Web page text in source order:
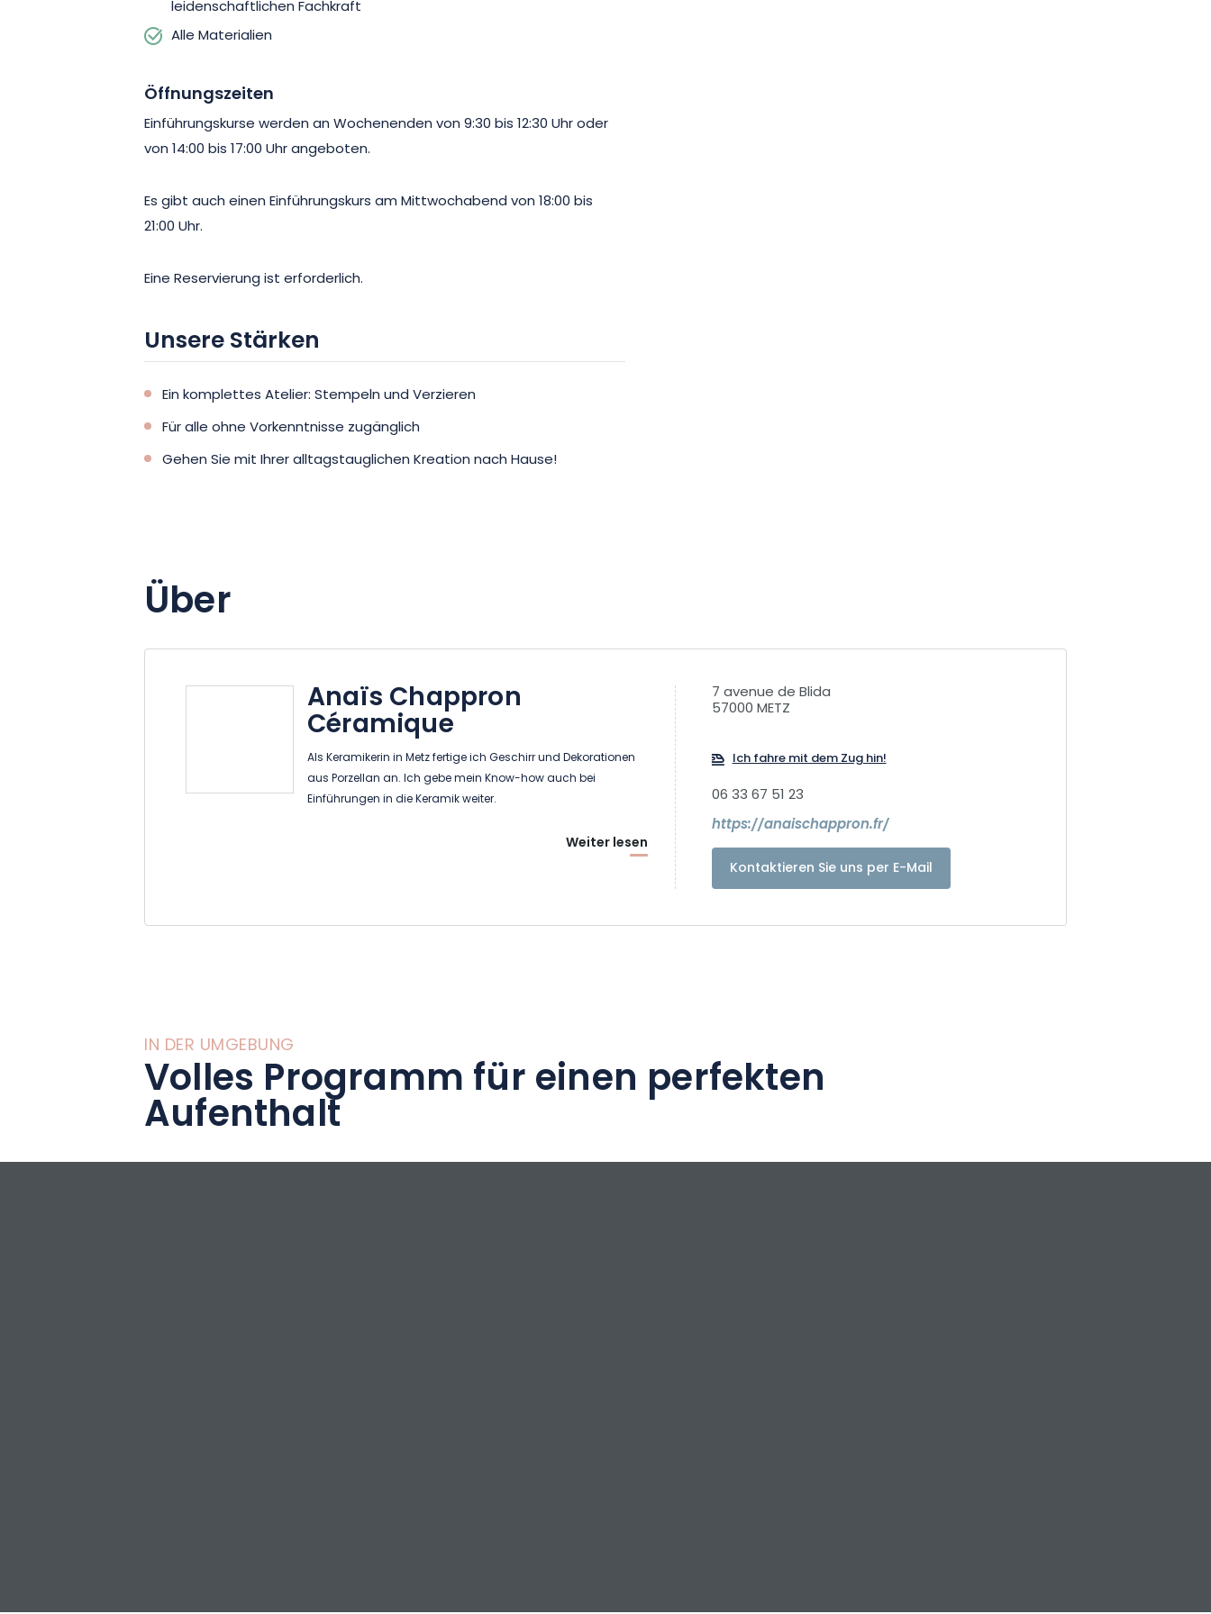
leidenschaftlichen Fachkraft
Alle Materialien
Öffnungszeiten
Einführungskurse werden an Wochenenden von 9:30 bis 12:30 Uhr oder
von 14:00 bis 17:00 Uhr angeboten.
Es gibt auch einen Einführungskurs am Mittwochabend von 18:00 bis
21:00 Uhr.
Eine Reservierung ist erforderlich.
Unsere Stärken
Ein komplettes Atelier: Stempeln und Verzieren
Für alle ohne Vorkenntnisse zugänglich
Gehen Sie mit Ihrer alltagstauglichen Kreation nach Hause!
Über
Anaïs Chappron
Céramique
Als Keramikerin in Metz fertige ich Geschirr und Dekorationen
aus Porzellan an. Ich gebe mein Know-how auch bei
Einführungen in die Keramik weiter.
Weiter lesen
7 avenue de Blida
57000 METZ
Ich fahre mit dem Zug hin!
06 33 67 51 23
https://anaischappron.fr/
Kontaktieren Sie uns per E-Mail
IN DER UMGEBUNG
Volles Programm für einen perfekten
Aufenthalt